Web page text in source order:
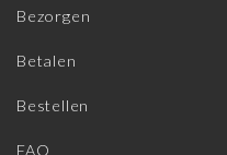
Bezorgen
Betalen
Bestellen
FAQ